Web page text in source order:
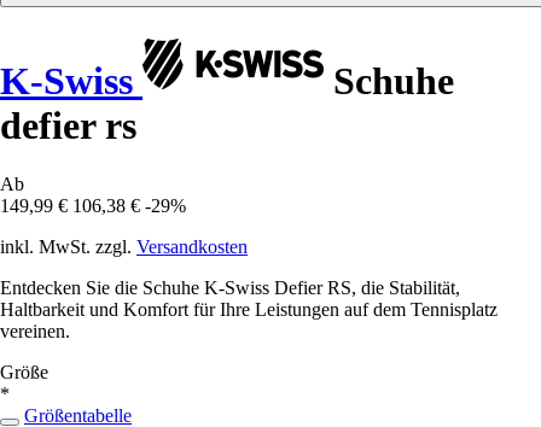
K-Swiss
Schuhe
defier rs
Ab
149,99 € 106,38 € -29%
inkl. MwSt. zzgl. Versandkosten
Entdecken Sie die Schuhe K-Swiss Defier RS, die Stabilität,
Haltbarkeit und Komfort für Ihre Leistungen auf dem Tennisplatz
vereinen.
Größe
*
Größentabelle